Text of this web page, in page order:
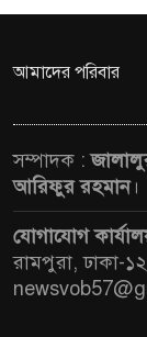
আমাদের পরিবার
সম্পাদক :
আরিফুর রহমান।
যোগাযোগ
রামপুরা, ঢাকা-